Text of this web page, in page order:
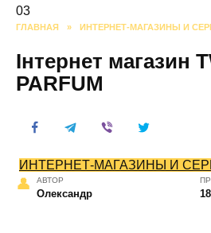
ГЛАВНАЯ » ИНТЕРНЕТ-МАГАЗИНЫ И
Інтернет магазин
PARFUM
ИНТЕРНЕТ-МАГАЗИНЫ И
АВТОР
Олександр
03